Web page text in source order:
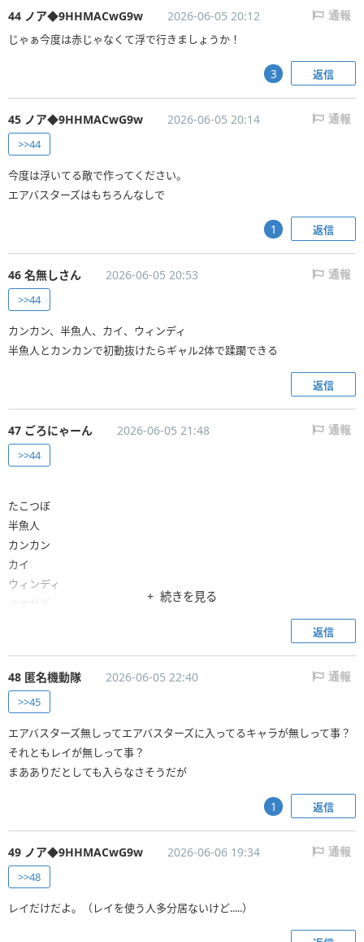
44 ノア◆9HHMACwG9w 2026-06-05 20:12 通報
じゃぁ今度は赤じゃなくて浮で行きましょうか！
返信
3
45 ノア◆9HHMACwG9w 2026-06-05 20:14 通報
>>44
今度は浮いてる敵で作ってください。
エアバスターズはもちろんなしで
返信
1
46 名無しさん 2026-06-05 20:53 通報
>>44
カンカン、半魚人、カイ、ウィンディ
半魚人とカンカンで初動抜けたらギャル2体で蹂躙できる
返信
47 ごろにゃーん 2026-06-05 21:48 通報
>>44
たこつぼ
半魚人
カンカン
カイ
ウィンディ
続きを見る
返信
48 匿名機動隊 2026-06-05 22:40 通報
>>45
エアバスターズ無しってエアバスターズに入ってるキャラが無しって事？
それともレイが無しって事？
まあありだとしても入らなさそうだが
返信
1
49 ノア◆9HHMACwG9w 2026-06-06 19:34 通報
>>48
レイだけだよ。（レイを使う人多分居ないけど.....）